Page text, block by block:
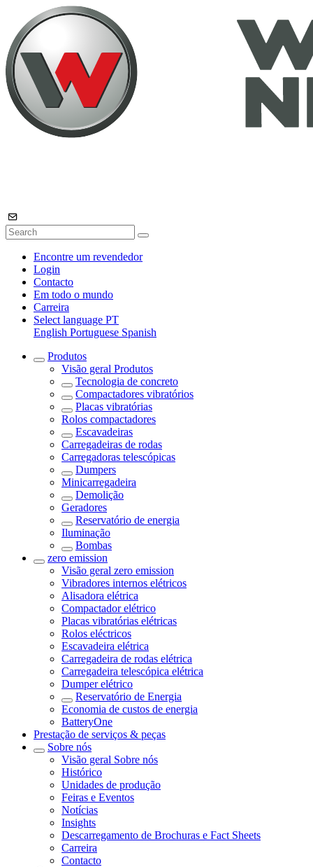
Encontre um revendedor
Login
Contacto
Em todo o mundo
Carreira
Select language PT
English Portuguese Spanish
Produtos
Visão geral Produtos
Tecnologia de concreto
Compactadores vibratórios
Placas vibratórias
Rolos compactadores
Escavadeiras
Carregadeiras de rodas
Carregadoras telescópicas
Dumpers
Minicarregadeira
Demolição
Geradores
Reservatório de energia
Iluminação
Bombas
zero emission
Visão geral zero emission
Vibradores internos elétricos
Alisadora elétrica
Compactador elétrico
Placas vibratórias elétricas
Rolos eléctricos
Escavadeira elétrica
Carregadeira de rodas elétrica
Carregadeira telescópica elétrica
Dumper elétrico
Reservatório de Energia
Economia de custos de energia
BatteryOne
Prestação de serviços & peças
Sobre nós
Visão geral Sobre nós
Histórico
Unidades de produção
Feiras e Eventos
Notícias
Insights
Descarregamento de Brochuras e Fact Sheets
Carreira
Contacto